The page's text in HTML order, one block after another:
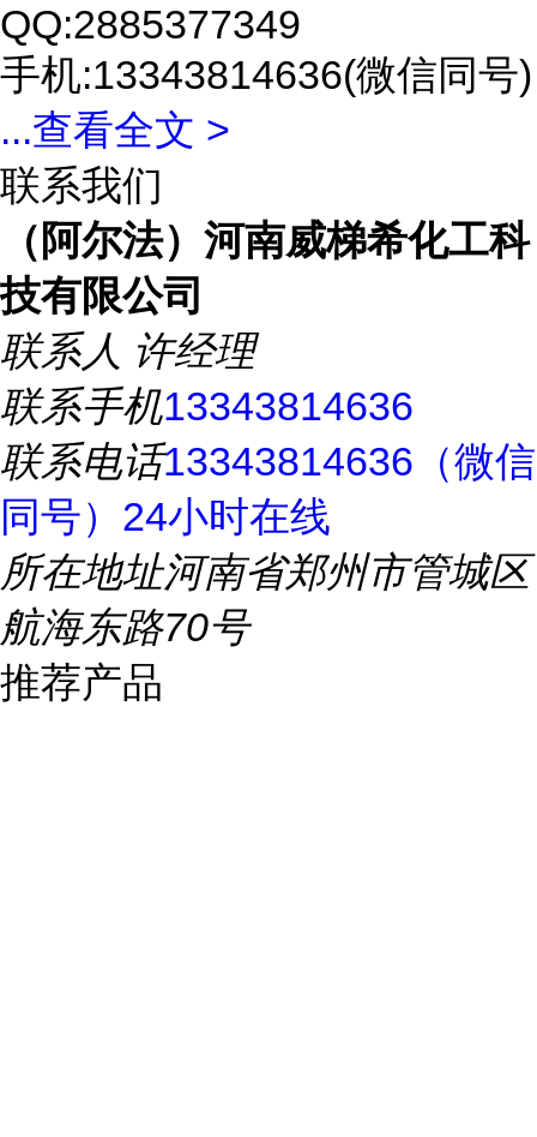
QQ:2885377349
手机:13343814636(微信同号)
...查看全文 >
联系我们
（阿尔法）河南威梯希化工科
技有限公司
联系人 许经理
联系手机13343814636
联系电话13343814636（微信
同号）24小时在线
所在地址河南省郑州市管城区
航海东路70号
推荐产品